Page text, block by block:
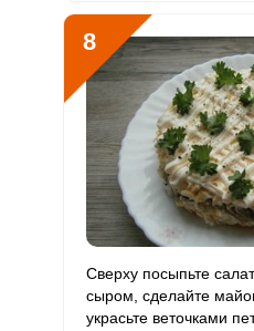
8
Сверху посыпьте
сыром, сделайте
украсьте веточками